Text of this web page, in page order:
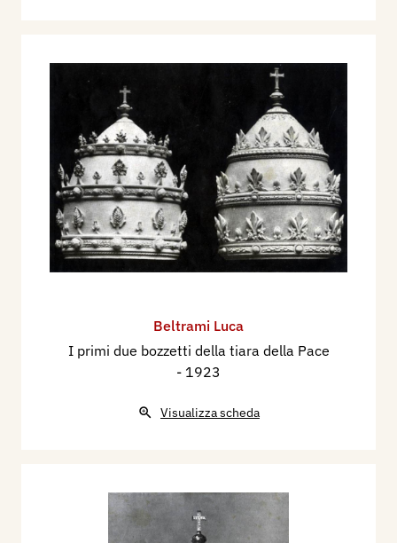
Beltrami Luca
I primi due bozzetti della tiara della Pace
- 1923
Visualizza scheda